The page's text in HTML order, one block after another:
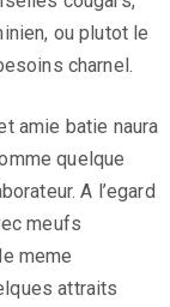
ou plutot le
charnel.
amie batie naura
quelque
A l’egard
meufs
meme
attraits